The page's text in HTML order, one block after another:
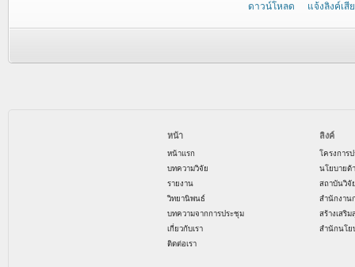
ดาวน์โหลด แจ้งลิงค์เสีย
หน้า
หน้าแรก
บทความวิจัย
รายงาน
วิทยานิพนธ์
บทความจากการประชุม
เกี่ยวกับเรา
ติดต่อเรา
ลิงค์
โครงการ
นโยบายด้
สถาบันวิจั
สำนักงาน
สร้างเสริ
สำนักนโย